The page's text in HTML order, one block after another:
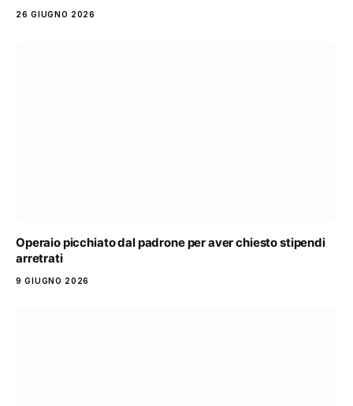
26 GIUGNO 2026
Operaio picchiato dal padrone per aver chiesto stipendi
arretrati
9 GIUGNO 2026